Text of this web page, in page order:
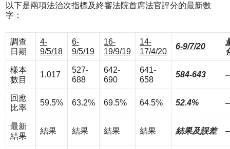
以下是兩項法治次指標及終審法院首席法官評分的最新數
字：
調查
日期
4-
9/5/18
6-
9/5/19
16-
19/9/19
14-
17/4/20
6-9/7/20
樣本
數目
1,017
527-
688
642-
690
641-
658
584-643
回應
比率
59.5% 63.2% 69.5% 64.5% 52.4%
最新
結果
結果 結果 結果 結果 結果及誤差